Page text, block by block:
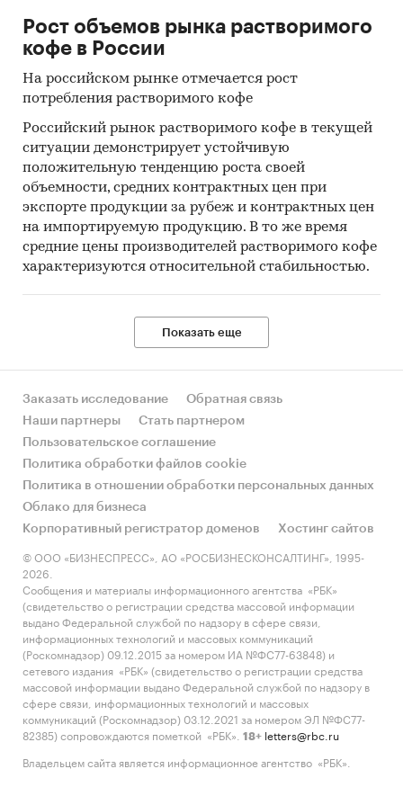
Рост объемов рынка растворимого
кофе в России
На российском рынке отмечается рост
потребления растворимого кофе
Российский рынок растворимого кофе в текущей
ситуации демонстрирует устойчивую
положительную тенденцию роста своей
объемности, средних контрактных цен при
экспорте продукции за рубеж и контрактных цен
на импортируемую продукцию. В то же время
средние цены производителей растворимого кофе
характеризуются относительной стабильностью.
Показать еще
Заказать исследование
Обратная связь
Наши партнеры
Стать партнером
Пользовательское соглашение
Политика обработки файлов cookie
Политика в отношении обработки персональных данных
Облако для бизнеса
Корпоративный регистратор доменов
Хостинг сайтов
© ООО «БИЗНЕСПРЕСС», АО «РОСБИЗНЕСКОНСАЛТИНГ», 1995-
2026.
Сообщения и материалы информационного агентства «РБК»
(свидетельство о регистрации средства массовой информации
выдано Федеральной службой по надзору в сфере связи,
информационных технологий и массовых коммуникаций
(Роскомнадзор) 09.12.2015 за номером ИА №ФС77-63848) и
сетевого издания «РБК» (свидетельство о регистрации средства
массовой информации выдано Федеральной службой по надзору в
сфере связи, информационных технологий и массовых
коммуникаций (Роскомнадзор) 03.12.2021 за номером ЭЛ №ФС77-
82385) сопровождаются пометкой «РБК».
18+ letters@rbc.ru
Владельцем сайта является информационное агентство «РБК».